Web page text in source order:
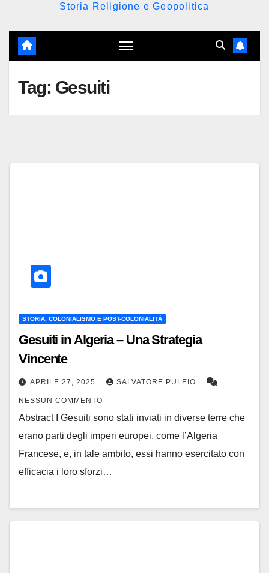
Storia Religione e Geopolitica
Tag: Gesuiti
STORIA, COLONIALISMO E POST-COLONIALITÀ
Gesuiti in Algeria – Una Strategia
Vincente
APRILE 27, 2025 SALVATORE PULEIO
NESSUN COMMENTO
Abstract I Gesuiti sono stati inviati in diverse terre che
erano parti degli imperi europei, come l’Algeria
Francese, e, in tale ambito, essi hanno esercitato con
efficacia i loro sforzi…